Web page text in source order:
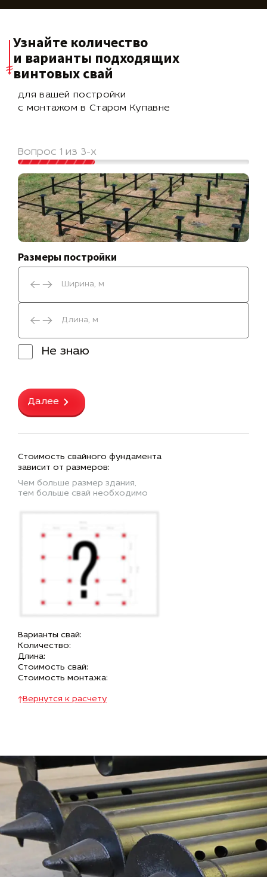
Узнайте количество
и варианты подходящих
винтовых свай
для вашей постройки
с монтажом в Старом Купавне
Вопрос 1 из 3-х
Размеры постройки
Не знаю
Далее
Стоимость свайного фундамента
зависит от размеров:
Чем больше размер здания,
тем больше свай необходимо
Варианты свай:
Количество:
Длина:
Стоимость свай:
Стоимость монтажа:
Вернутся к расчету